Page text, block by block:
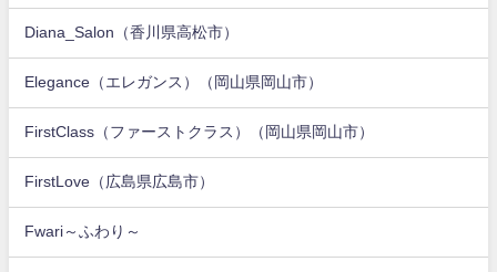
Diana_Salon（香川県高松市）
Elegance（エレガンス）（岡山県岡山市）
FirstClass（ファーストクラス）（岡山県岡山市）
FirstLove（広島県広島市）
Fwari～ふわり～